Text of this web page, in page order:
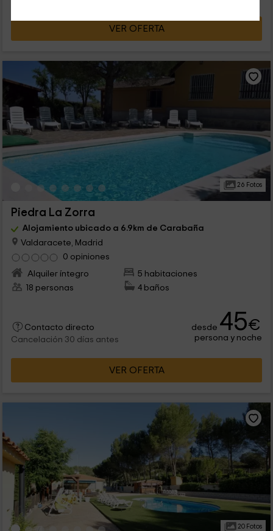
VER OFERTA
26 Fotos
Piedra La Zorra
Alojamiento ubicado a 6.9km de Carabaña
Valdaracete, Madrid
0 opiniones
Alquiler íntegro
5 habitaciones
18 personas
4 baños
Contacto directo
Cancelación 30 días antes
desde 45€
persona y noche
VER OFERTA
20 Fotos